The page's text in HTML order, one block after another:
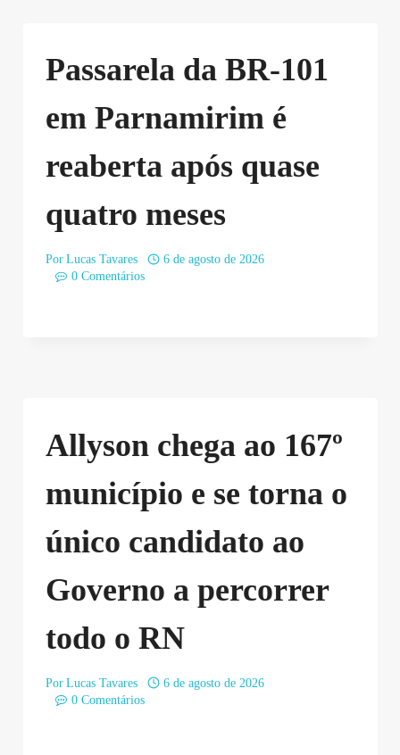
Passarela da BR-101
em Parnamirim é
reaberta após quase
quatro meses
Por Lucas Tavares
6 de agosto de 2026
0 Comentários
Allyson chega ao 167º
município e se torna o
único candidato ao
Governo a percorrer
todo o RN
Por Lucas Tavares
6 de agosto de 2026
0 Comentários